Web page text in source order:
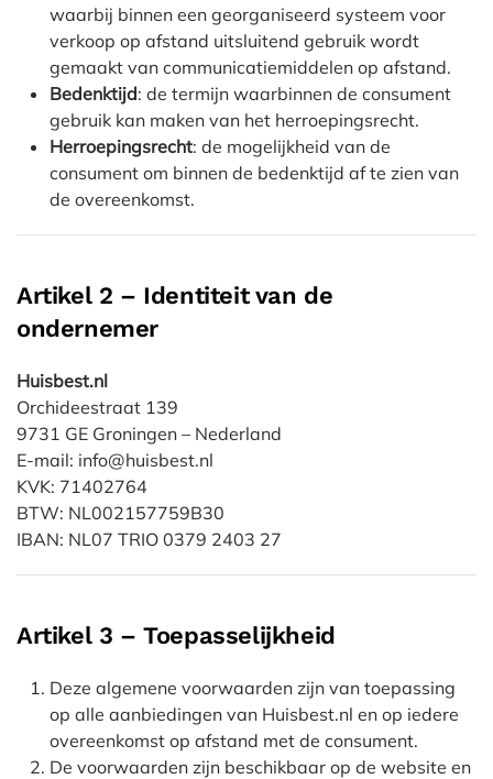
waarbij binnen een georganiseerd systeem voor
verkoop op afstand uitsluitend gebruik wordt
gemaakt van communicatiemiddelen op afstand.
Bedenktijd: de termijn waarbinnen de consument
gebruik kan maken van het herroepingsrecht.
Herroepingsrecht: de mogelijkheid van de
consument om binnen de bedenktijd af te zien van
de overeenkomst.
Artikel 2 – Identiteit van de
ondernemer
Huisbest.nl
Orchideestraat 139
9731 GE Groningen – Nederland
E-mail: info@huisbest.nl
KVK: 71402764
BTW: NL002157759B30
IBAN: NL07 TRIO 0379 2403 27
Artikel 3 – Toepasselijkheid
Deze algemene voorwaarden zijn van toepassing
op alle aanbiedingen van Huisbest.nl en op iedere
overeenkomst op afstand met de consument.
De voorwaarden zijn beschikbaar op de website en